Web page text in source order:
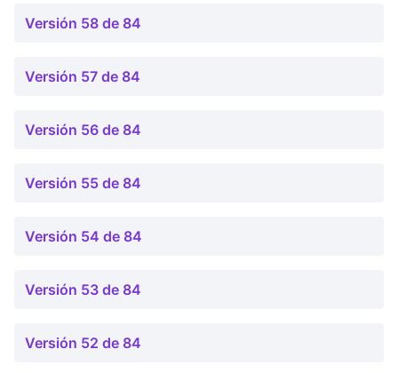
Versión 58 de 84
Versión 57 de 84
Versión 56 de 84
Versión 55 de 84
Versión 54 de 84
Versión 53 de 84
Versión 52 de 84